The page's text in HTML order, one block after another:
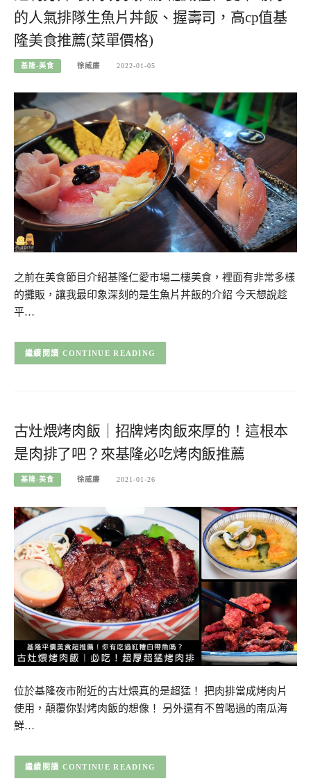
的人氣排隊生魚片丼飯、握壽司，高cp值基
隆美食推薦(菜單價格)
基隆-美食 徐威廉 2022-01-05
之前在美食節目介紹基隆仁愛市場二樓美食，裡面有非常多樣
的攤販，讓我最印象深刻的是生魚片丼飯的介紹 今天想說趁
平…
CONTINUE READING
古灶煨烤肉飯｜招牌烤肉飯來厚的！這根本
是肉排了吧？來基隆必吃烤肉飯推薦
基隆-美食 徐威廉 2021-01-26
位於基隆夜市附近的古灶煨真的是超猛！ 把肉排當成烤肉片
使用，顛覆你對烤肉飯的想像！ 另外還有不曾喝過的南瓜海
鮮…
CONTINUE READING